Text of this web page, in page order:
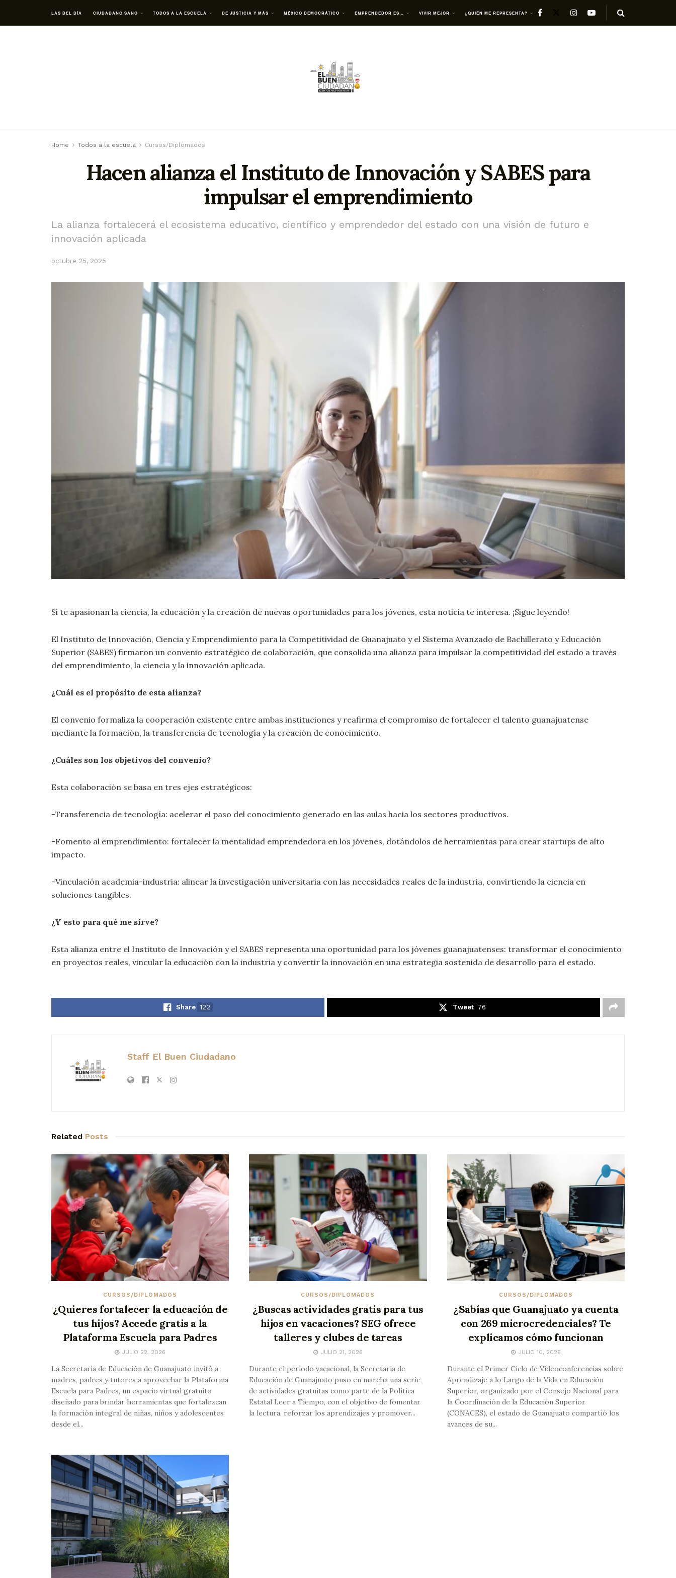
LAS DEL DÍA CIUDADANO SANO TODOS A LA ESCUELA DE JUSTICIA Y MÁS MÉXICO DEMOCRÁTICO EMPRENDEDOR ES… VIVIR MEJOR ¿QUIÉN ME REPRESENTA?
Home Todos a la escuela Cursos/Diplomados
Hacen alianza el Instituto de Innovación y SABES para
impulsar el emprendimiento
La alianza fortalecerá el ecosistema educativo, científico y emprendedor del estado con una visión de futuro e
innovación aplicada
octubre 25, 2025
Si te apasionan la ciencia, la educación y la creación de nuevas oportunidades para los jóvenes, esta noticia te interesa. ¡Sigue leyendo!
El Instituto de Innovación, Ciencia y Emprendimiento para la Competitividad de Guanajuato y el Sistema Avanzado de Bachillerato y Educación
Superior (SABES) firmaron un convenio estratégico de colaboración, que consolida una alianza para impulsar la competitividad del estado a través
del emprendimiento, la ciencia y la innovación aplicada.
¿Cuál es el propósito de esta alianza?
El convenio formaliza la cooperación existente entre ambas instituciones y reafirma el compromiso de fortalecer el talento guanajuatense
mediante la formación, la transferencia de tecnología y la creación de conocimiento.
¿Cuáles son los objetivos del convenio?
Esta colaboración se basa en tres ejes estratégicos:
-Transferencia de tecnología: acelerar el paso del conocimiento generado en las aulas hacia los sectores productivos.
-Fomento al emprendimiento: fortalecer la mentalidad emprendedora en los jóvenes, dotándolos de herramientas para crear startups de alto
impacto.
-Vinculación academia-industria: alinear la investigación universitaria con las necesidades reales de la industria, convirtiendo la ciencia en
soluciones tangibles.
¿Y esto para qué me sirve?
Esta alianza entre el Instituto de Innovación y el SABES representa una oportunidad para los jóvenes guanajuatenses: transformar el conocimiento
en proyectos reales, vincular la educación con la industria y convertir la innovación en una estrategia sostenida de desarrollo para el estado.
Share 122 Tweet 76
Staff El Buen Ciudadano
Related Posts
CURSOS/DIPLOMADOS
¿Quieres fortalecer la educación de
tus hijos? Accede gratis a la
Plataforma Escuela para Padres
JULIO 22, 2026
La Secretaría de Educación de Guanajuato invitó a
madres, padres y tutores a aprovechar la Plataforma
Escuela para Padres, un espacio virtual gratuito
diseñado para brindar herramientas que fortalezcan
la formación integral de niñas, niños y adolescentes
desde el...
CURSOS/DIPLOMADOS
¿Buscas actividades gratis para tus
hijos en vacaciones? SEG ofrece
talleres y clubes de tareas
JULIO 21, 2026
Durante el periodo vacacional, la Secretaría de
Educación de Guanajuato puso en marcha una serie
de actividades gratuitas como parte de la Política
Estatal Leer a Tiempo, con el objetivo de fomentar
la lectura, reforzar los aprendizajes y promover...
CURSOS/DIPLOMADOS
¿Sabías que Guanajuato ya cuenta
con 269 microcredenciales? Te
explicamos cómo funcionan
JULIO 10, 2026
Durante el Primer Ciclo de Videoconferencias sobre
Aprendizaje a lo Largo de la Vida en Educación
Superior, organizado por el Consejo Nacional para
la Coordinación de la Educación Superior
(CONACES), el estado de Guanajuato compartió los
avances de su...